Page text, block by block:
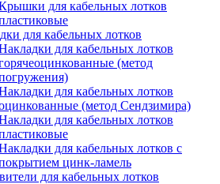
для кабельных лотков
для кабельных лотков
для кабельных лотков
(метод
для кабельных лотков
(метод Сендзимира)
для кабельных лотков
для кабельных лотков с
цинк-ламель
для кабельных лотков